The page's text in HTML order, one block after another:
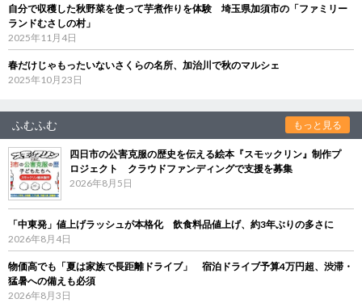
自分で収穫した秋野菜を使って芋煮作りを体験 埼玉県加須市の「ファミリー
ランドむさしの村」
2025年11月4日
春だけじゃもったいないさくらの名所、加治川で秋のマルシェ
2025年10月23日
ふむふむ もっと見る
四日市の公害克服の歴史を伝える絵本『スモックリン』制作プ
ロジェクト クラウドファンディングで支援を募集
2026年8月5日
「中東発」値上げラッシュが本格化 飲食料品値上げ、約3年ぶりの多さに
2026年8月4日
物価高でも「夏は家族で長距離ドライブ」 宿泊ドライブ予算4万円超、渋滞・
猛暑への備えも必須
2026年8月3日